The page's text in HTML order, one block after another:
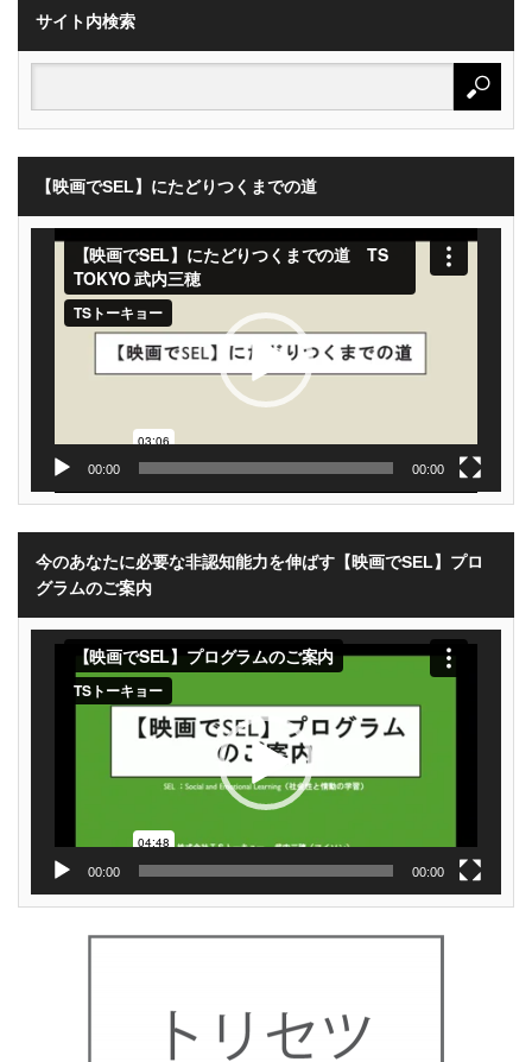
サイト内検索
【映画でSEL】にたどりつくまでの道
動
00:00 00:00
今のあなたに必要な非認知能力を伸ばす【映画でSEL】プロ
グラムのご案内
00:00 00:00